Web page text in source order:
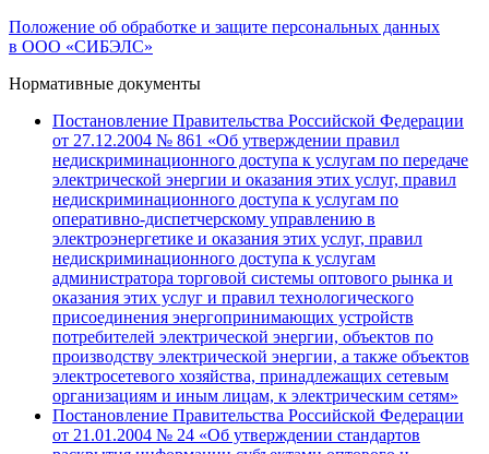
Положение об обработке и защите персональных данных
в ООО «СИБЭЛС»
Нормативные документы
Постановление Правительства Российской Федерации
от 27.12.2004 № 861 «Об утверждении правил
недискриминационного доступа к услугам по передаче
электрической энергии и оказания этих услуг, правил
недискриминационного доступа к услугам по
оперативно-диспетчерскому управлению в
электроэнергетике и оказания этих услуг, правил
недискриминационного доступа к услугам
администратора торговой системы оптового рынка и
оказания этих услуг и правил технологического
присоединения энергопринимающих устройств
потребителей электрической энергии, объектов по
производству электрической энергии, а также объектов
электросетевого хозяйства, принадлежащих сетевым
организациям и иным лицам, к электрическим сетям»
Постановление Правительства Российской Федерации
от 21.01.2004 № 24 «Об утверждении стандартов